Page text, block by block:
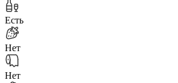
Есть
Нет
Нет